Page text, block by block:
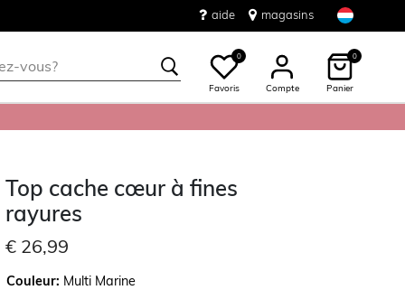
aide magasins
0
Favoris Compte
0
Panier
Top cache cœur à fines
rayures
€ 26,99
Couleur: Multi Marine